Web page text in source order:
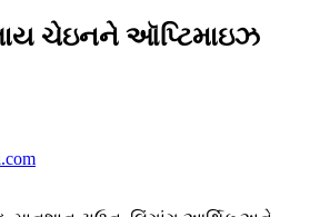
ચેઇનને ઑપ્ટિમાઇઝ